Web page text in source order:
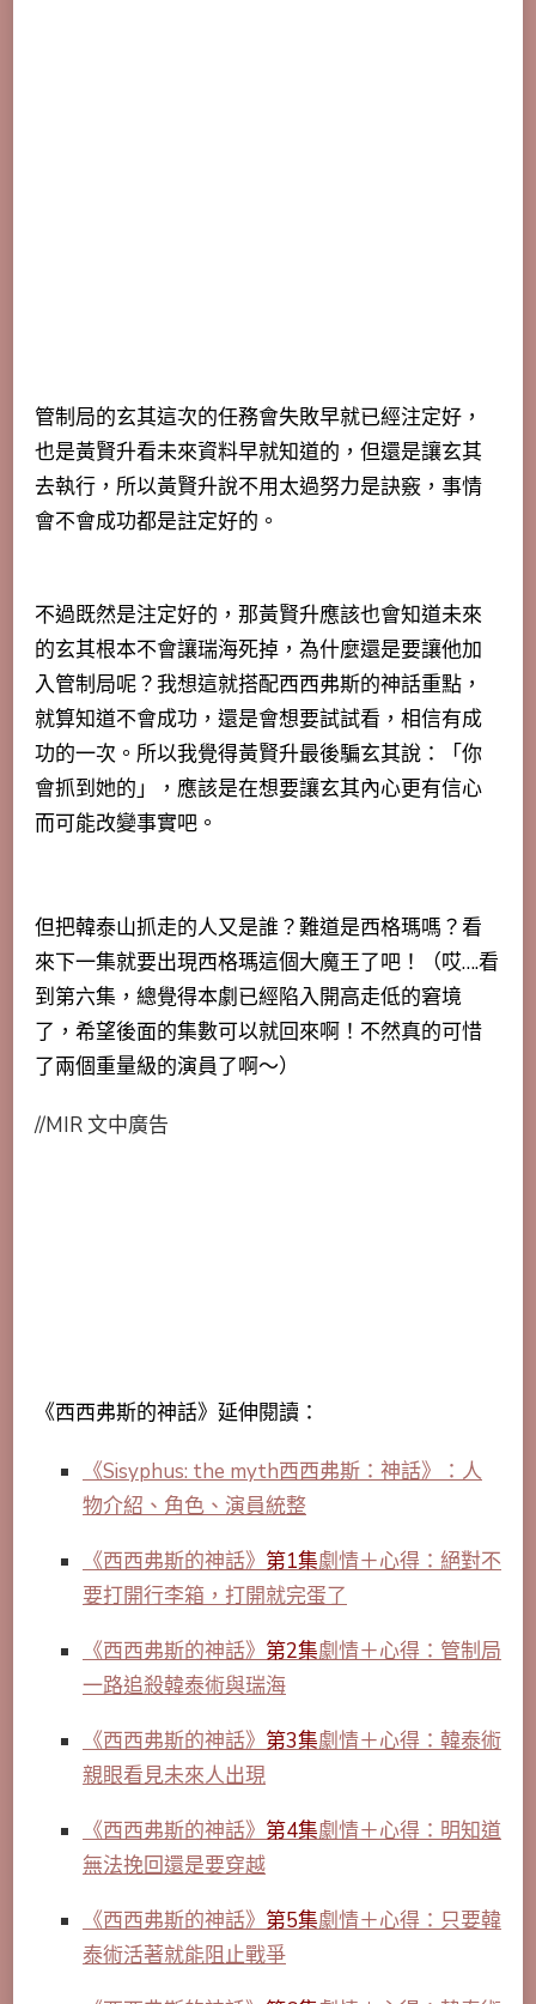
管制局的玄其這次的任務會失敗早就已經注定好，
也是黃賢升看未來資料早就知道的，但還是讓玄其
去執行，所以黃賢升說不用太過努力是訣竅，事情
會不會成功都是註定好的。
不過既然是注定好的，那黃賢升應該也會知道未來
的玄其根本不會讓瑞海死掉，為什麼還是要讓他加
入管制局呢？我想這就搭配西西弗斯的神話重點，
就算知道不會成功，還是會想要試試看，相信有成
功的一次。所以我覺得黃賢升最後騙玄其說：「你
會抓到她的」，應該是在想要讓玄其內心更有信心
而可能改變事實吧。
但把韓泰山抓走的人又是誰？難道是西格瑪嗎？看
來下一集就要出現西格瑪這個大魔王了吧！（哎….看
到第六集，總覺得本劇已經陷入開高走低的窘境
了，希望後面的集數可以就回來啊！不然真的可惜
了兩個重量級的演員了啊～）
//MIR 文中廣告
《西西弗斯的神話》延伸閱讀：
《Sisyphus: the myth西西弗斯：神話》：人
物介紹、角色、演員統整
《西西弗斯的神話》 第1集劇情＋心得：絕對不
要打開行李箱，打開就完蛋了
《西西弗斯的神話》 第2集劇情＋心得：管制局
一路追殺韓泰術與瑞海
《西西弗斯的神話》 第3集劇情＋心得：韓泰術
親眼看見未來人出現
《西西弗斯的神話》 第4集劇情＋心得：明知道
無法挽回還是要穿越
《西西弗斯的神話》 第5集劇情＋心得：只要韓
泰術活著就能阻止戰爭